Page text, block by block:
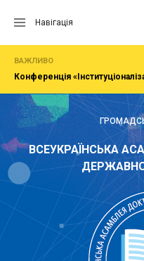
Навігація
ВАЖЛИВО
ВСЕУКРАЇНСЬКА